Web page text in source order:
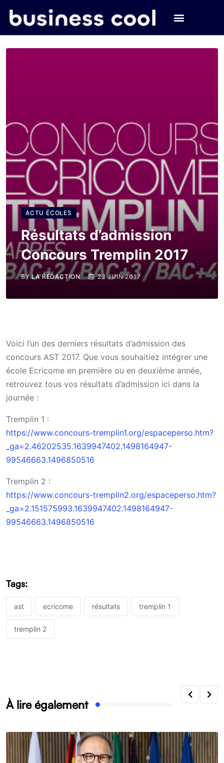
ACTU ÉCOLES
Résultats d’admission
Concours Tremplin 2017
BYLA RÉDACTION 23 JUIN 2017
Voici l’un des derniers résultats d’admission des
concours AST 2017. Que vous souhaitiez intégrer une
école Ecricome en première ou en deuxième année,
retrouvez tous vos résultats d’admission ici dans la
journée :
Tremplin 1 :
https://www.concours-tremplin1.org/espaceperso.htm?
_ga=2.46202535.1639947402.1498164947-
99546663.1496850516
Tremplin 2 :
https://www.concours-tremplin2.org/espaceperso.htm?
_ga=2.151575993.1639947402.1498164947-
99546663.1496850516
Tags:
ast ecricome résultats tremplin 1
tremplin 2
À lire également